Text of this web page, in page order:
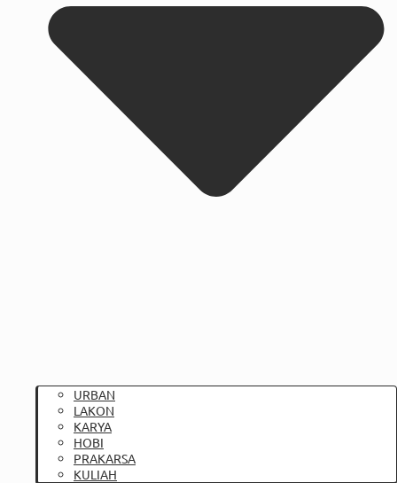
URBAN
LAKON
KARYA
HOBI
PRAKARSA
KULIAH